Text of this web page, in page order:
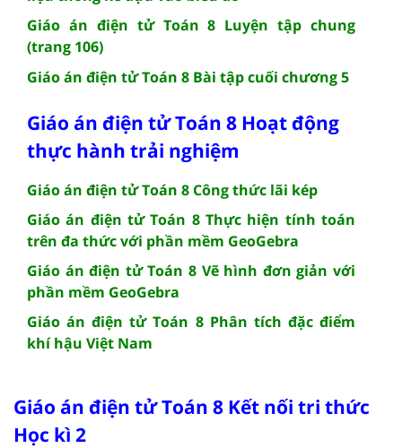
Giáo án điện tử Toán 8 Luyện tập chung
(trang 106)
Giáo án điện tử Toán 8 Bài tập cuối chương 5
Giáo án điện tử Toán 8 Hoạt động
thực hành trải nghiệm
Giáo án điện tử Toán 8 Công thức lãi kép
Giáo án điện tử Toán 8 Thực hiện tính toán
trên đa thức với phần mềm GeoGebra
Giáo án điện tử Toán 8 Vẽ hình đơn giản với
phần mềm GeoGebra
Giáo án điện tử Toán 8 Phân tích đặc điểm
khí hậu Việt Nam
Giáo án điện tử Toán 8 Kết nối tri thức
Học kì 2